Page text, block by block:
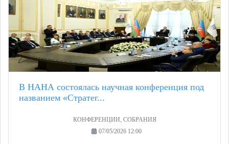
В НАНА состоялась научная конференция под
названием «Стратег...
КОНФЕРЕНЦИИ, СОБРАНИЯ
07/05/2026 12:00